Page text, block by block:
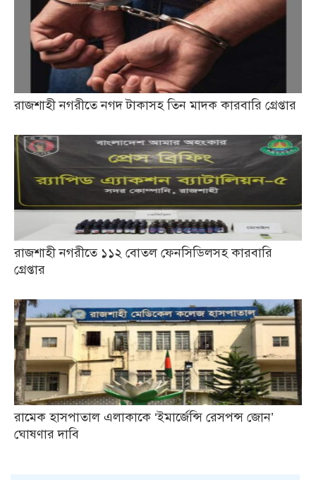
রাজশাহী নগরীতে নগদ টাকাসহ তিন মাদক কারবারি গ্রেপ্তার
রাজশাহী নগরীতে ১১২ বোতল ফেনসিডিলসহ কারবারি
গ্রেপ্তার
রামেক হাসপাতাল এলাকাকে ‘ইমার্জেন্সি রেসপন্স জোন’
ঘোষণার দাবি